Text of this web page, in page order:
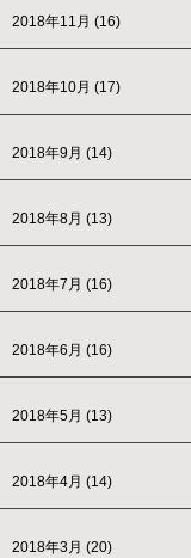
2018年11月 (16)
2018年10月 (17)
2018年9月 (14)
2018年8月 (13)
2018年7月 (16)
2018年6月 (16)
2018年5月 (13)
2018年4月 (14)
2018年3月 (20)